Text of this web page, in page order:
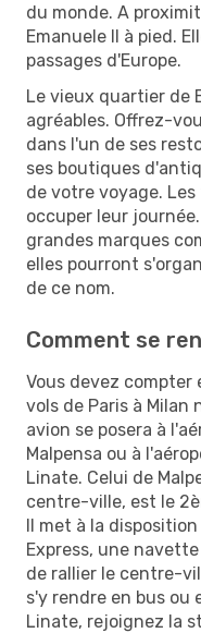
du monde. A
Emanuele II à pied.
passages d'Europe.
Le vieux quartier de
agréables. Offrez-
dans l'un de ses
ses boutiques
de votre voyage.
occuper leur
grandes marques
elles pourront
de ce nom.
Comment se
Vous devez compter
vols de Paris à
avion se posera à
Malpensa ou à
Linate. Celui de
centre-ville, est le
Il met à la
Express, une
de rallier le centre-
s'y rendre en bus ou
Linate, rejoignez la